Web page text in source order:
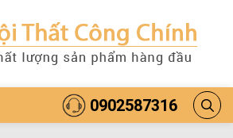
0902587316